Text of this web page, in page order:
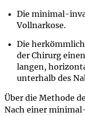
Die minimal-
Vollnarkose.
Die
der Chirurg
langen,
unterhalb des
Über die Methode
Nach einer